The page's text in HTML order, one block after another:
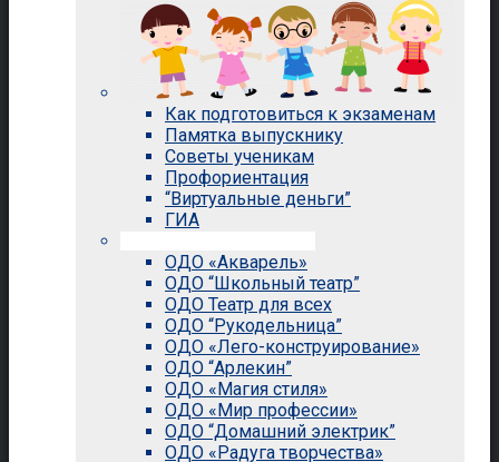
Как подготовиться к экзаменам
Памятка выпускнику
Советы ученикам
Профориентация
“Виртуальные деньги”
ГИА
ОДО «Акварель»
ОДО “Школьный театр”
ОДО Театр для всех
ОДО “Рукодельница”
ОДО «Лего-конструирование»
ОДО “Арлекин”
ОДО «Магия стиля»
ОДО «Мир профессии»
ОДО “Домашний электрик”
ОДО «Радуга творчества»